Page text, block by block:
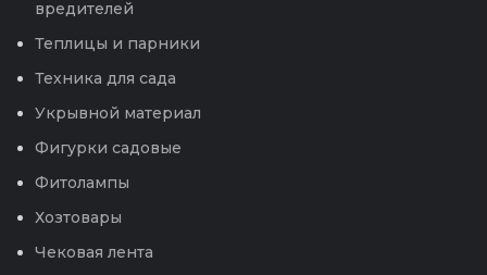
вредителей
Теплицы и парники
Техника для сада
Укрывной материал
Фигурки садовые
Фитолампы
Хозтовары
Чековая лента